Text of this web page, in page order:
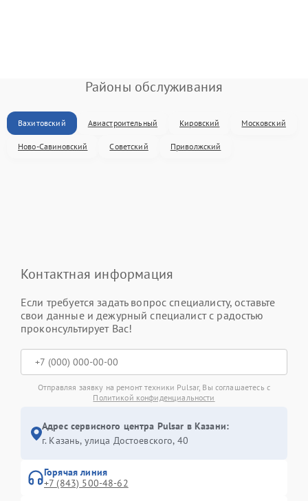
Районы обслуживания
Вахитовский Авиастроительный Кировский Московский
Ново-Савиновский Советский Приволжский
Контактная информация
Если требуется задать вопрос специалисту, оставьте
свои данные и дежурный специалист с радостью
проконсультирует Вас!
Отправляя заявку на ремонт техники Pulsar, Вы соглашаетесь с
Политикой конфиденциальности
Адрес сервисного центра Pulsar в Казани:
г. Казань, улица Достоевского, 40
Горячая линия
+7 (843) 500-48-62